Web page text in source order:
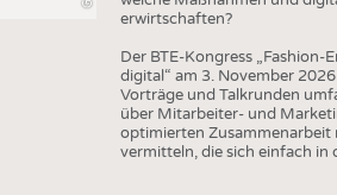
erwirtschaften?
Der BTE-Kongress
digital“ am 3. November
Vorträge und Talkrunden
über Mitarbeiter- und
optimierten Zusammenarbeit
vermitteln, die sich einfach in